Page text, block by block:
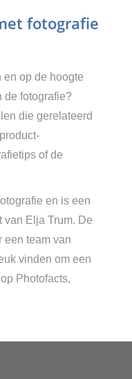
fotografie
en op de hoogte
de fotografie?
die gerelateerd
of de
en is een
van Elja Trum. De
een team van
vinden om een
Photofacts,